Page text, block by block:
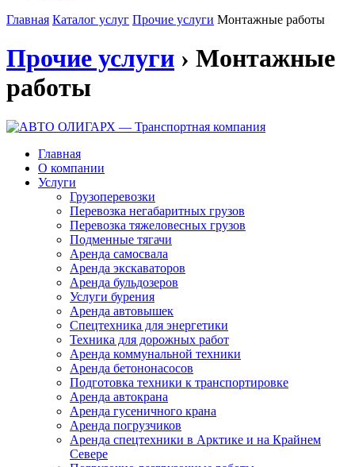
Главная Каталог услуг Прочие услуги Монтажные работы
Прочие услуги › Монтажные
работы
Главная
О компании
Услуги
Грузоперевозки
Перевозка негабаритных грузов
Перевозка тяжеловесных грузов
Подменные тягачи
Аренда самосвала
Аренда экскаваторов
Аренда бульдозеров
Услуги бурения
Аренда автовышек
Спецтехника для энергетики
Техника для дорожных работ
Аренда коммунальной техники
Аренда бетононасосов
Подготовка техники к транспортировке
Аренда автокрана
Аренда гусеничного крана
Аренда погрузчиков
Аренда спецтехники в Арктике и на Крайнем
Севере